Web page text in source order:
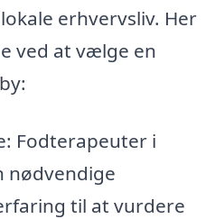
erhvervsliv. Her
ved at vælge en
Fodterapeuter i
nødvendige
til at vurdere